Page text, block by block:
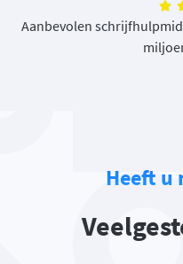
Aanbevolen
Heeft u